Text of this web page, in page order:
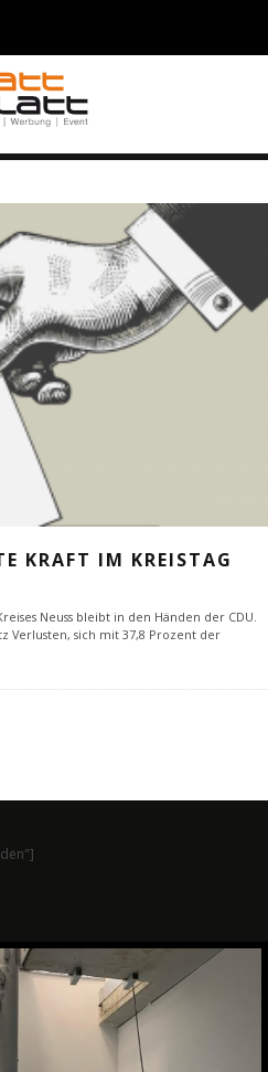
KRAFT IM KREISTAG
Neuss bleibt in den Händen der CDU.
Verlusten, sich mit 37,8 Prozent der